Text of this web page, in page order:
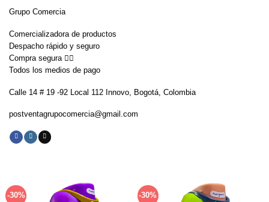
Grupo Comercia
Comercializadora de productos
Despacho rápido y seguro
Compra segura 👇🏼
Todos los medios de pago
Calle 14 # 19 -92 Local 112 Innovo, Bogotá, Colombia
postventagrupocomercia@gmail.com
-30% -30%